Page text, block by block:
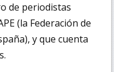
de periodistas
(la Federación de
y que cuenta